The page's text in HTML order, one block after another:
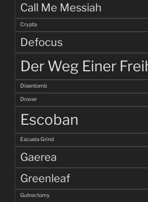
Call Me Messiah
Crypta
Defocus
Der Weg Einer
Disentomb
Drover
Escoban
Escuela Grind
Gaerea
Greenleaf
Gutrectomy